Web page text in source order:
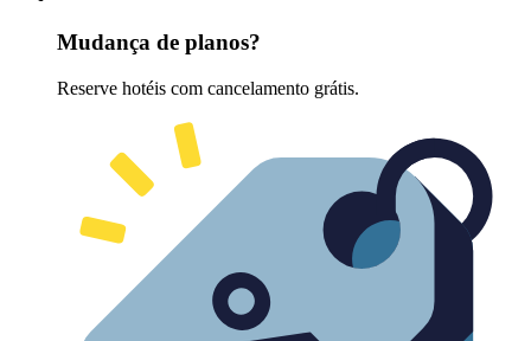
Mudança de planos?
Reserve hotéis com cancelamento grátis.